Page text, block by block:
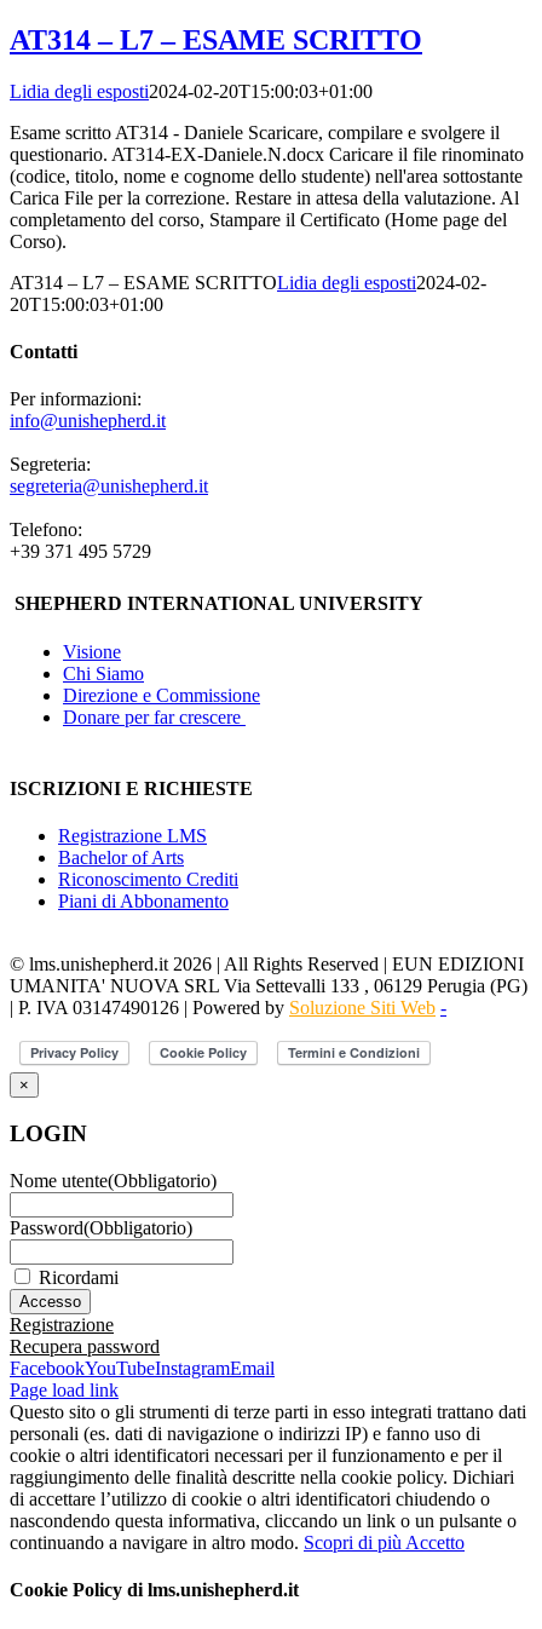
AT314 – L7 – ESAME SCRITTO
Lidia degli esposti2024-02-20T15:00:03+01:00
Esame scritto AT314 - Daniele Scaricare, compilare e svolgere il
questionario. AT314-EX-Daniele.N.docx Caricare il file rinominato
(codice, titolo, nome e cognome dello studente) nell'area sottostante
Carica File per la correzione. Restare in attesa della valutazione. Al
completamento del corso, Stampare il Certificato (Home page del
Corso).
AT314 – L7 – ESAME SCRITTOLidia degli esposti2024-02-
20T15:00:03+01:00
Contatti
Per informazioni:
info@unishepherd.it
Segreteria:
segreteria@unishepherd.it
Telefono:
+39 371 495 5729
SHEPHERD INTERNATIONAL UNIVERSITY
Visione
Chi Siamo
Direzione e Commissione
Donare per far crescere
ISCRIZIONI E RICHIESTE
Registrazione LMS
Bachelor of Arts
Riconoscimento Crediti
Piani di Abbonamento
© lms.unishepherd.it 2026 | All Rights Reserved | EUN EDIZIONI
UMANITA' NUOVA SRL Via Settevalli 133 , 06129 Perugia (PG)
| P. IVA 03147490126 | Powered by Soluzione Siti Web -
×
LOGIN
Nome utente(Obbligatorio)
Password(Obbligatorio)
Ricordami
Registrazione
Recupera password
FacebookYouTubeInstagramEmail
Page load link
Questo sito o gli strumenti di terze parti in esso integrati trattano dati
personali (es. dati di navigazione o indirizzi IP) e fanno uso di
cookie o altri identificatori necessari per il funzionamento e per il
raggiungimento delle finalità descritte nella cookie policy. Dichiari
di accettare l’utilizzo di cookie o altri identificatori chiudendo o
nascondendo questa informativa, cliccando un link o un pulsante o
continuando a navigare in altro modo. Scopri di più Accetto
Cookie Policy di lms.unishepherd.it